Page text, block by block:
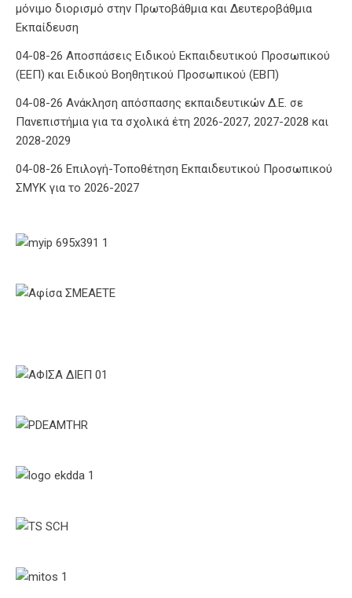
μόνιμο διορισμό στην Πρωτοβάθμια και Δευτεροβάθμια
Εκπαίδευση
04-08-26 Αποσπάσεις Ειδικού Εκπαιδευτικού Προσωπικού
(ΕΕΠ) και Ειδικού Βοηθητικού Προσωπικού (ΕΒΠ)
04-08-26 Ανάκληση απόσπασης εκπαιδευτικών Δ.Ε. σε
Πανεπιστήμια για τα σχολικά έτη 2026-2027, 2027-2028 και
2028-2029
04-08-26 Επιλογή-Τοποθέτηση Εκπαιδευτικού Προσωπικού
ΣΜΥΚ για το 2026-2027